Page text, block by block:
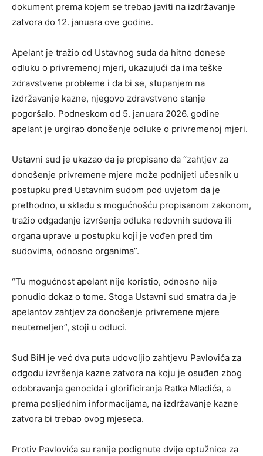
dokument prema kojem se trebao javiti na izdržavanje
zatvora do 12. januara ove godine.
Apelant je tražio od Ustavnog suda da hitno donese
odluku o privremenoj mjeri, ukazujući da ima teške
zdravstvene probleme i da bi se, stupanjem na
izdržavanje kazne, njegovo zdravstveno stanje
pogoršalo. Podneskom od 5. januara 2026. godine
apelant je urgirao donošenje odluke o privremenoj mjeri.
Ustavni sud je ukazao da je propisano da “zahtjev za
donošenje privremene mjere može podnijeti učesnik u
postupku pred Ustavnim sudom pod uvjetom da je
prethodno, u skladu s mogućnošću propisanom zakonom,
tražio odgađanje izvršenja odluka redovnih sudova ili
organa uprave u postupku koji je vođen pred tim
sudovima, odnosno organima”.
“Tu mogućnost apelant nije koristio, odnosno nije
ponudio dokaz o tome. Stoga Ustavni sud smatra da je
apelantov zahtjev za donošenje privremene mjere
neutemeljen”, stoji u odluci.
Sud BiH je već dva puta udovoljio zahtjevu Pavlovića za
odgodu izvršenja kazne zatvora na koju je osuđen zbog
odobravanja genocida i glorificiranja Ratka Mladića, a
prema posljednim informacijama, na izdržavanje kazne
zatvora bi trebao ovog mjeseca.
Protiv Pavlovića su ranije podignute dvije optužnice za